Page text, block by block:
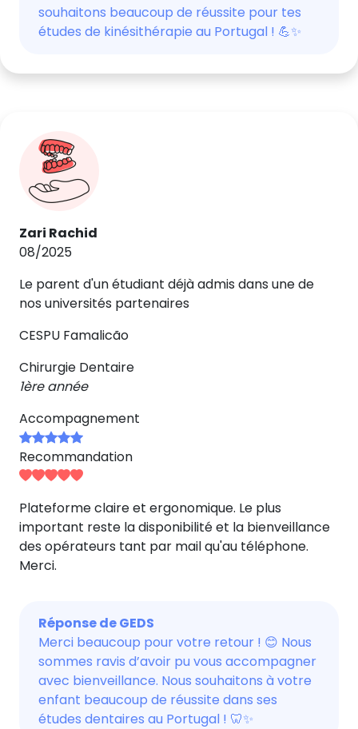
souhaitons beaucoup de réussite pour tes
études de kinésithérapie au Portugal ! 💪✨
Zari Rachid
08/2025
Le parent d'un étudiant déjà admis dans une de
nos universités partenaires
CESPU Famalicão
Chirurgie Dentaire
1ère année
Accompagnement
Recommandation
Plateforme claire et ergonomique. Le plus
important reste la disponibilité et la bienveillance
des opérateurs tant par mail qu'au téléphone.
Merci.
Réponse de GEDS
Merci beaucoup pour votre retour ! 😊 Nous
sommes ravis d’avoir pu vous accompagner
avec bienveillance. Nous souhaitons à votre
enfant beaucoup de réussite dans ses
études dentaires au Portugal ! 🦷✨